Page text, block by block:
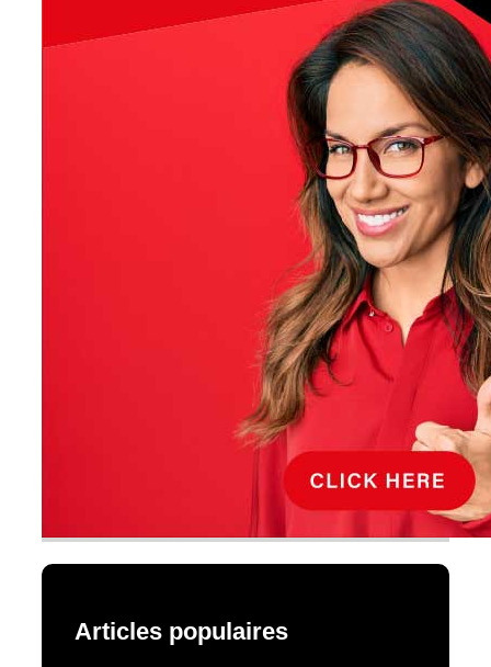
Articles populaires